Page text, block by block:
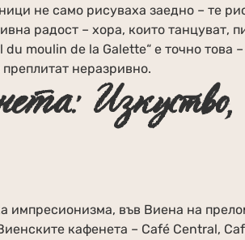
не само рисуваха заедно – те
радост – хора, които танцуват,
moulin de la Galette“ е точно това
неразривно.
импресионизма, във Виена на
кафенета – Café Central,